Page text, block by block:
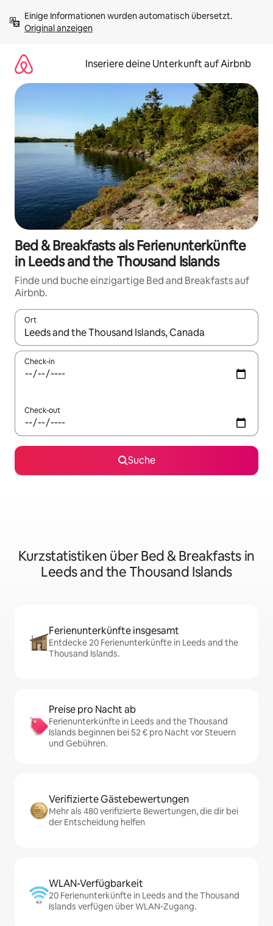
Inhalten
springenOriginal anzeigen
Inseriere deine Unterkunft auf Airbnb
Bed & Breakfasts als Ferienunterkünfte
in Leeds and the Thousand Islands
Finde und buche einzigartige Bed and Breakfasts auf
Airbnb.
Ort
Wenn Ergebnisse verfügbar sind, navigiere mit den
Check-in
Check-out
Suche
Kurzstatistiken über Bed & Breakfasts in
Leeds and the Thousand Islands
Ferienunterkünfte insgesamt
Entdecke 20 Ferienunterkünfte in Leeds and the
Thousand Islands.
Preise pro Nacht ab
Ferienunterkünfte in Leeds and the Thousand
Islands beginnen bei 52 € pro Nacht vor Steuern
und Gebühren.
Verifizierte Gästebewertungen
Mehr als 480 verifizierte Bewertungen, die dir bei
der Entscheidung helfen
WLAN-Verfügbarkeit
20 Ferienunterkünfte in Leeds and the Thousand
Islands verfügen über WLAN-Zugang.